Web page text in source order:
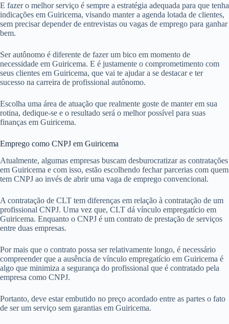
E fazer o melhor serviço é sempre a estratégia adequada para que tenha
indicações em Guiricema, visando manter a agenda lotada de clientes,
sem precisar depender de entrevistas ou vagas de emprego para ganhar
bem.
Ser autônomo é diferente de fazer um bico em momento de
necessidade em Guiricema. E é justamente o comprometimento com
seus clientes em Guiricema, que vai te ajudar a se destacar e ter
sucesso na carreira de profissional autônomo.
Escolha uma área de atuação que realmente goste de manter em sua
rotina, dedique-se e o resultado será o melhor possível para suas
finanças em Guiricema.
Emprego como CNPJ em Guiricema
Atualmente, algumas empresas buscam desburocratizar as contratações
em Guiricema e com isso, estão escolhendo fechar parcerias com quem
tem CNPJ ao invés de abrir uma vaga de emprego convencional.
A contratação de CLT tem diferenças em relação à contratação de um
profissional CNPJ. Uma vez que, CLT dá vínculo empregatício em
Guiricema. Enquanto o CNPJ é um contrato de prestação de serviços
entre duas empresas.
Por mais que o contrato possa ser relativamente longo, é necessário
compreender que a ausência de vínculo empregatício em Guiricema é
algo que minimiza a segurança do profissional que é contratado pela
empresa como CNPJ.
Portanto, deve estar embutido no preço acordado entre as partes o fato
de ser um serviço sem garantias em Guiricema.